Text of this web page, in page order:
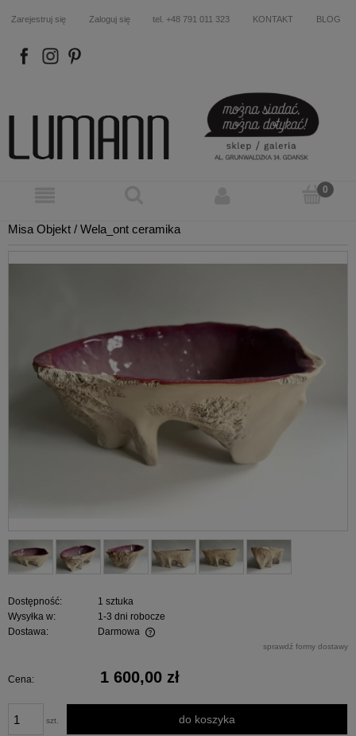
Zarejestruj się Zaloguj się tel. +48 791 011 323 KONTAKT BLOG
FB IN P
Misa Objekt / Wela_ont ceramika
Dostępność:
1 sztuka
Wysyłka w:
1-3 dni robocze
Dostawa:
Darmowa
sprawdź formy dostawy
Cena: 1 600,00 zł
szt. do koszyka